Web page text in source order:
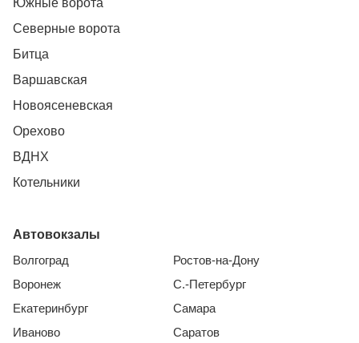
Южные ворота
Северные ворота
Битца
Варшавская
Новоясеневская
Орехово
ВДНХ
Котельники
Автовокзалы
Волгоград
Воронеж
Екатеринбург
Иваново
Ростов-на-Дону
С.-Петербург
Самара
Саратов